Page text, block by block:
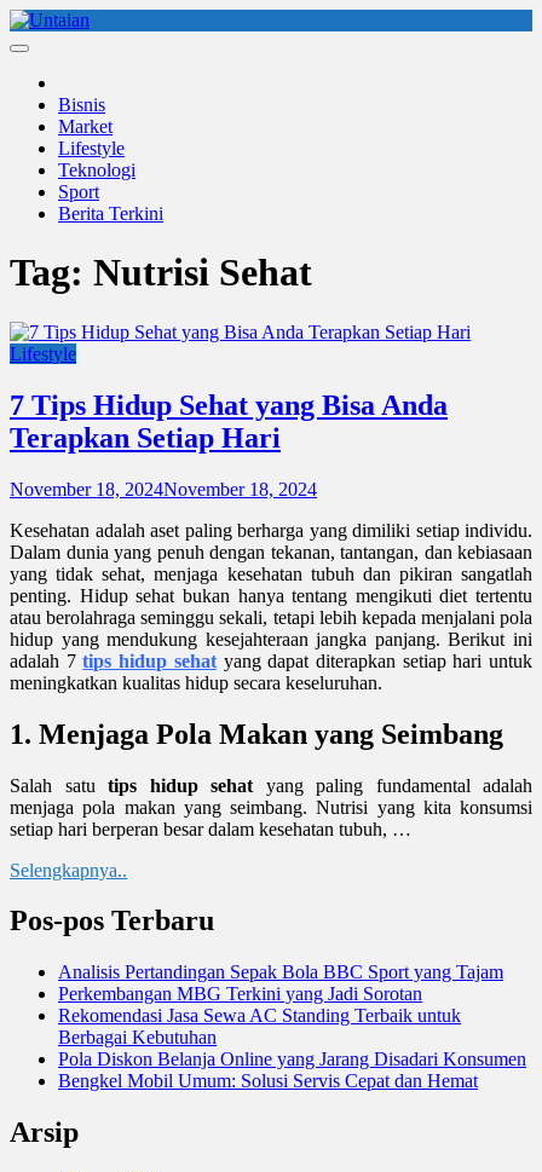
Skip
to
Bisnis
Market
Lifestyle
Teknologi
Sport
Berita Terkini
Tag: Nutrisi Sehat
Lifestyle
7 Tips Hidup Sehat yang Bisa Anda
Terapkan Setiap Hari
November 18, 2024November 18, 2024
Kesehatan adalah aset paling berharga yang dimiliki setiap individu.
Dalam dunia yang penuh dengan tekanan, tantangan, dan kebiasaan
yang tidak sehat, menjaga kesehatan tubuh dan pikiran sangatlah
penting. Hidup sehat bukan hanya tentang mengikuti diet tertentu
atau berolahraga seminggu sekali, tetapi lebih kepada menjalani pola
hidup yang mendukung kesejahteraan jangka panjang. Berikut ini
adalah 7tips hidup sehatyang dapat diterapkan setiap hari untuk
meningkatkan kualitas hidup secara keseluruhan.
1. Menjaga Pola Makan yang Seimbang
Salah satu tips hidup sehat yang paling fundamental adalah
menjaga pola makan yang seimbang. Nutrisi yang kita konsumsi
setiap hari berperan besar dalam kesehatan tubuh, …
Selengkapnya..
Pos-pos Terbaru
Analisis Pertandingan Sepak Bola BBC Sport yang Tajam
Perkembangan MBG Terkini yang Jadi Sorotan
Rekomendasi Jasa Sewa AC Standing Terbaik untuk
Berbagai Kebutuhan
Pola Diskon Belanja Online yang Jarang Disadari Konsumen
Bengkel Mobil Umum: Solusi Servis Cepat dan Hemat
Arsip